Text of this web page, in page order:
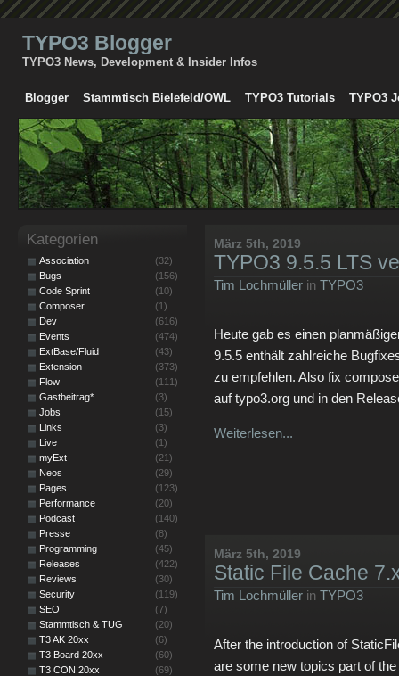
TYPO3 Blogger
TYPO3 News, Development & Insider Infos
Blogger Stammtisch Bielefeld/OWL TYPO3 Tutorials TYPO3
März 5th, 2019
TYPO3 9.5.5 LTS
Tim Lochmüller in TYPO3
Heute gab es einen
9.5.5 enthält zahlreiche
zu empfehlen. Also fix
auf typo3.org und in den
Weiterlesen...
März 5th, 2019
Static File Cache
Tim Lochmüller in TYPO3
After the introduction of
are some new topics part of
Kategorien
Association
(32)
Bugs
(156)
Code Sprint
(10)
Composer
(1)
Dev
(616)
Events
(474)
ExtBase/Fluid
(43)
Extension
(373)
Flow
(111)
Gastbeitrag*
(3)
Jobs
(15)
Links
(3)
Live
(1)
myExt
(21)
Neos
(29)
Pages
(123)
Performance
(20)
Podcast
(140)
Presse
(8)
Programming
(45)
Releases
(422)
Reviews
(30)
Security
(119)
SEO
(7)
Stammtisch & TUG
(20)
T3 AK 20xx
(6)
T3 Board 20xx
(60)
T3 CON 20xx
(69)